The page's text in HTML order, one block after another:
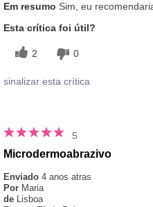
Em resumo Sim, eu
Esta crítica foi útil?
2 0
sinalizar esta crítica
5
Microdermoabrazivo
Enviado 4 anos atras
Por Maria
de Lisboa